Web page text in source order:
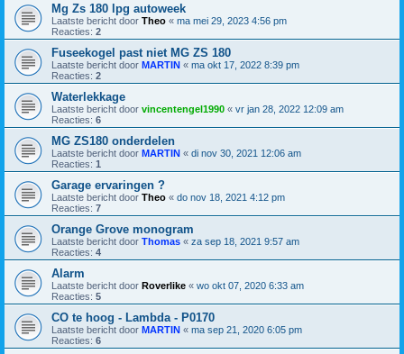
Mg Zs 180 lpg autoweek
Laatste bericht door Theo « ma mei 29, 2023 4:56 pm
Reacties: 2
Fuseekogel past niet MG ZS 180
Laatste bericht door MARTIN « ma okt 17, 2022 8:39 pm
Reacties: 2
Waterlekkage
Laatste bericht door vincentengel1990 « vr jan 28, 2022 12:09 am
Reacties: 6
MG ZS180 onderdelen
Laatste bericht door MARTIN « di nov 30, 2021 12:06 am
Reacties: 1
Garage ervaringen ?
Laatste bericht door Theo « do nov 18, 2021 4:12 pm
Reacties: 7
Orange Grove monogram
Laatste bericht door Thomas « za sep 18, 2021 9:57 am
Reacties: 4
Alarm
Laatste bericht door Roverlike « wo okt 07, 2020 6:33 am
Reacties: 5
CO te hoog - Lambda - P0170
Laatste bericht door MARTIN « ma sep 21, 2020 6:05 pm
Reacties: 6